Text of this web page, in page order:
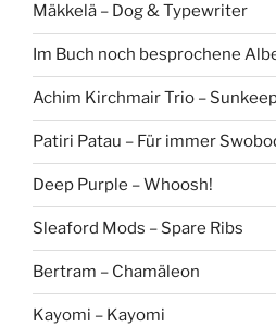
Mäkkelä – Dog & Typewriter
Im Buch noch besprochene
Achim Kirchmair Trio –
Patiri Patau – Für immer
Deep Purple – Whoosh!
Sleaford Mods – Spare Ribs
Bertram – Chamäleon
Kayomi – Kayomi